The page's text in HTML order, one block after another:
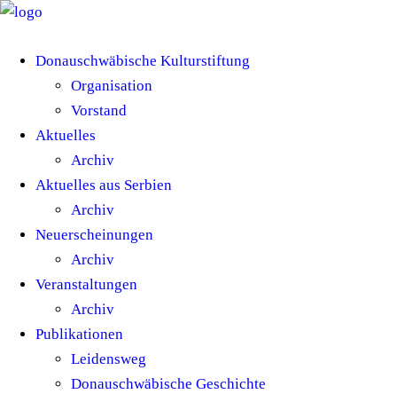
Donauschwäbische Kulturstiftung
Organisation
Vorstand
Aktuelles
Archiv
Aktuelles aus Serbien
Archiv
Neuerscheinungen
Archiv
Veranstaltungen
Archiv
Publikationen
Leidensweg
Donauschwäbische Geschichte